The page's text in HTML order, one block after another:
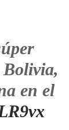
en el